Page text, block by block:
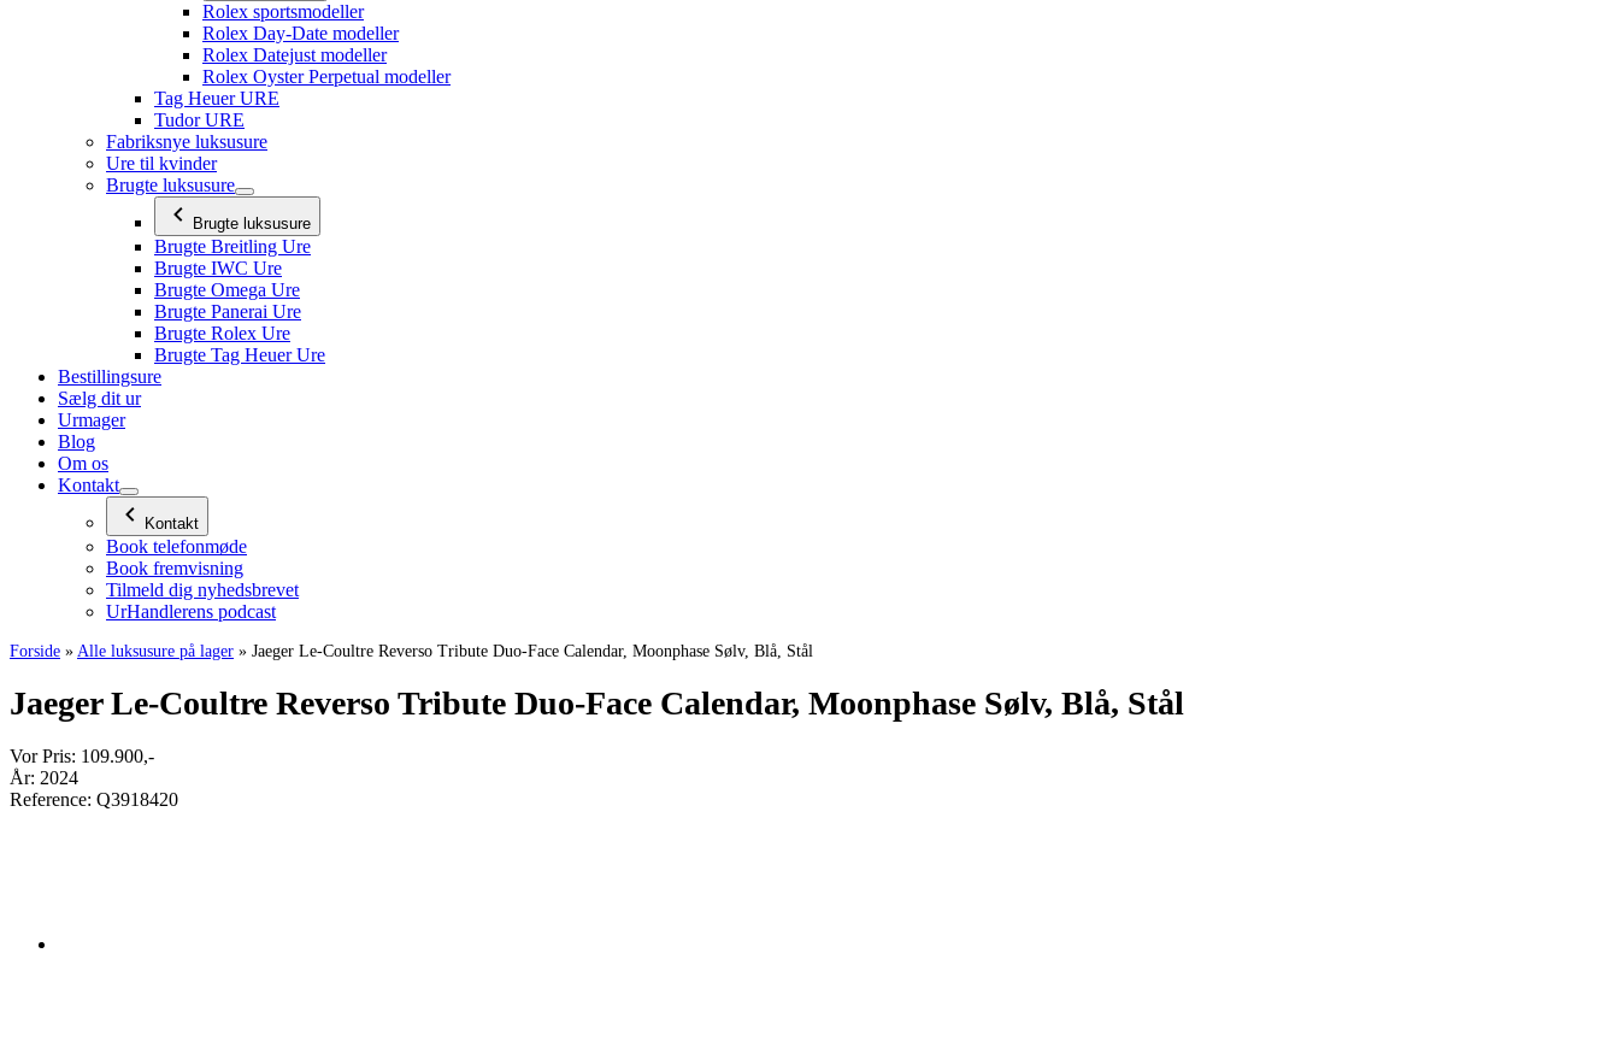
Rolex sportsmodeller
Rolex Day-Date modeller
Rolex Datejust modeller
Rolex Oyster Perpetual modeller
Tag Heuer URE
Tudor URE
Fabriksnye luksusure
Ure til kvinder
Brugte luksusure
Brugte luksusure
Brugte Breitling Ure
Brugte IWC Ure
Brugte Omega Ure
Brugte Panerai Ure
Brugte Rolex Ure
Brugte Tag Heuer Ure
Bestillingsure
Sælg dit ur
Urmager
Blog
Om os
Kontakt
Kontakt
Book telefonmøde
Book fremvisning
Tilmeld dig nyhedsbrevet
UrHandlerens podcast
Forside » Alle luksusure på lager » Jaeger Le-Coultre Reverso Tribute Duo-Face Calendar, Moonphase Sølv, Blå, Stål
Jaeger Le-Coultre Reverso Tribute Duo-Face Calendar, Moonphase Sølv, Blå, Stål
Vor Pris: 109.900,-
År: 2024
Reference: Q3918420